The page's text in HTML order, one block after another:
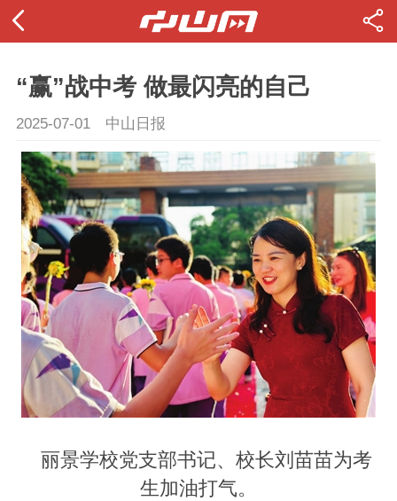
“赢”战中考 做最闪亮的自己
2025-07-01 中山日报
丽景学校党支部书记、校长刘苗苗为考
生加油打气。